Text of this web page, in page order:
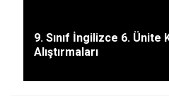
9. Sınıf İngilizce 6. Ünite
Alıştırmaları